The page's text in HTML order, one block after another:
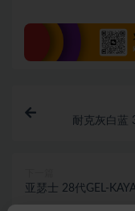
耐克灰白蓝
亚瑟士 28代GEL-